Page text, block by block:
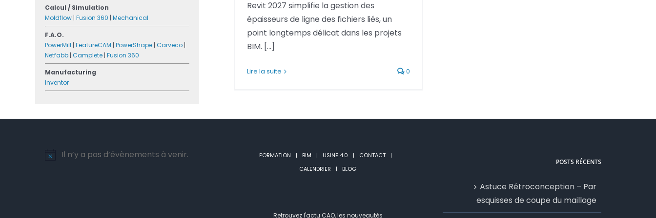
Netfabb Camplete
Netfabb
Revit 2027 simplifie la gestion des
épaisseurs de ligne des fichiers liés, un
point longtemps délicat dans les projets
BIM. [...]
Lire la suite 0
Calcul / Simulation
Moldflow | Fusion 360 | Mechanical
F.A.O.
PowerMill | FeatureCAM | PowerShape | Carveco |
Netfabb | Camplete | Fusion 360
Manufacturing
Inventor
Notice
Il n’y a pas d’évènements à venir. FORMATION BIM USINE 4.0
CONTACT
CALENDRIER
BLOG
Retrouvez l'actu CAO, les nouveautés
POSTS RÉCENTS
Astuce Rétroconception – Par
esquisses de coupe du maillage